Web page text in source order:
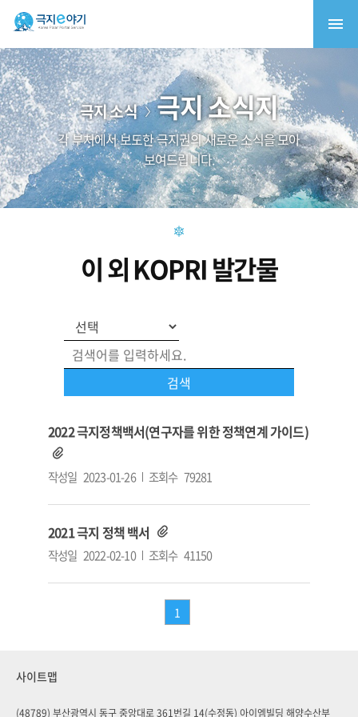
극지 소식 극지 소식지
각 부처에서 보도한 극지권의 새로운 소식을 모아
보여드립니다.
이 외 KOPRI 발간물
2022 극지정책백서(연구자를 위한 정책연계 가이드)
작성일 2023-01-26 조회수 79281
2021 극지 정책 백서
작성일 2022-02-10 조회수 41150
1
사이트맵
(48789) 부산광역시 동구 중앙대로 361번길 14(수정동) 아이엠빌딩 해양수산부